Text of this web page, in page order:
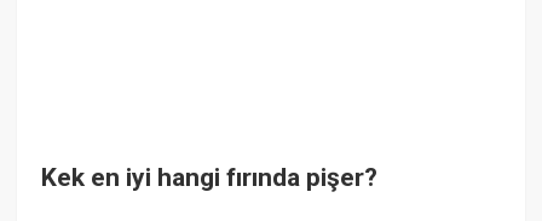
Kek en iyi hangi fırında pişer?